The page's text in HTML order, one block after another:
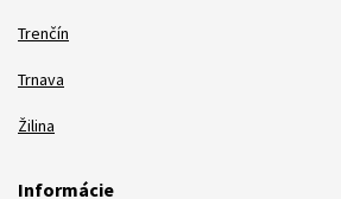
Trenčín
Trnava
Žilina
Informácie